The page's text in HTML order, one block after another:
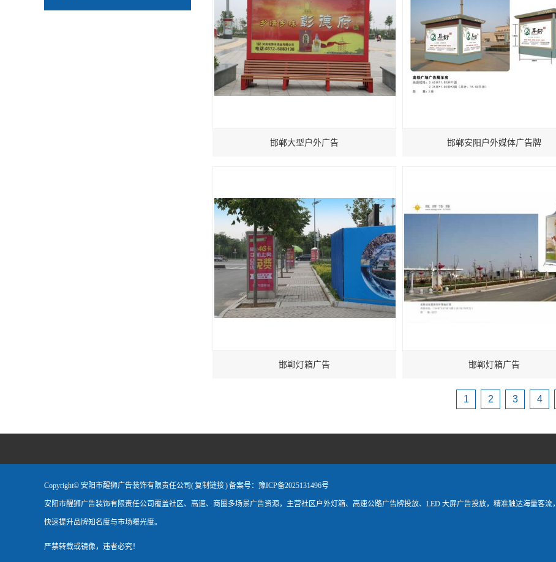
邯郸大型户外广告 邯郸安阳户外媒体广告牌
邯郸灯箱广告 邯郸灯箱广告
1 2 3 4
Copyright© 安阳市醒狮广告装饰有限责任公司(复制链接)备案号：豫ICP备2025131496号
安阳市醒狮广告装饰有限责任公司覆盖社区、高速、商圈多场景广告资源，主营社区户外灯箱、高速公路广告牌投放、LED 大屏广告投放，精准触达海量客流，
快速提升品牌知名度与市场曝光度。
严禁转载或镜像，违者必究！